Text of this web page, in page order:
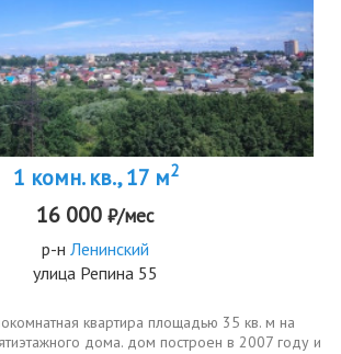
1 комн. кв., 17 м2
16 000 ₽/мес
р-н Ленинский
улица Репина 55
квартира площадью 35 кв. м на
дома. дом построен в 2007 году и